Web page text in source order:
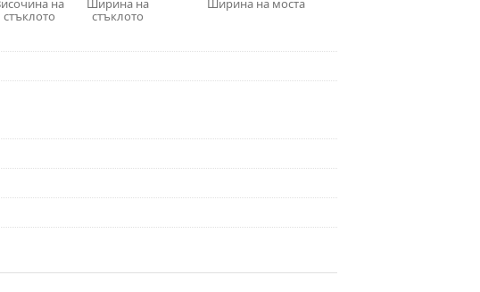
текстилна торбичка. Цветът на калъфа
за почистване и грижа за тях. Някои
вместо с кърпа.
модели или разгледайте нашето
преди употреба.
на
стъклото
Ширина на
стъклото
Ширина на моста